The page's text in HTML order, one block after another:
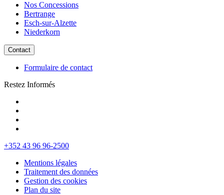
Nos Concessions
Bertrange
Esch-sur-Alzette
Niederkorn
Contact
Formulaire de contact
Restez Informés
+352 43 96 96-2500
Mentions légales
Traitement des données
Gestion des cookies
Plan du site